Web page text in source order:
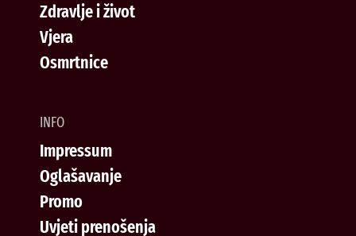
Zdravlje i život
Vjera
Osmrtnice
INFO
Impressum
Oglašavanje
Promo
Uvjeti prenošenja